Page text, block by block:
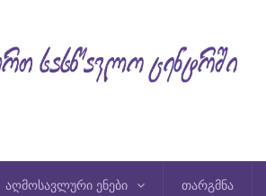
აღმოსავლური ენები თარგმნა